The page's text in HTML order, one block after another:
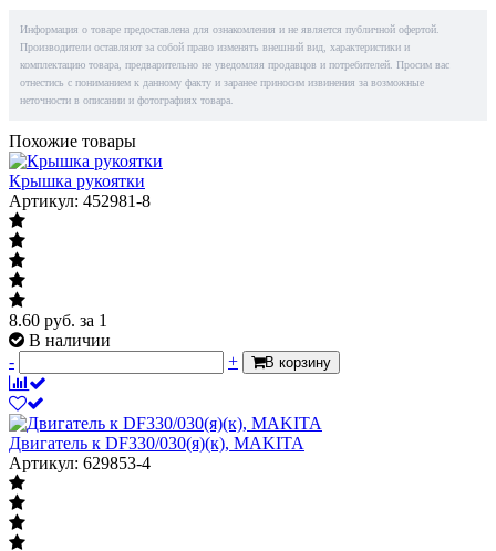
Информация о товаре предоставлена для ознакомления и не является публичной офертой.
Производители оставляют за собой право изменять внешний вид, характеристики и
комплектацию товара, предварительно не уведомляя продавцов и потребителей. Просим вас
отнестись с пониманием к данному факту и заранее приносим извинения за возможные
неточности в описании и фотографиях товара.
Похожие товары
Крышка рукоятки
Артикул: 452981-8
8.60 руб. за 1
В наличии
-
+ В корзину
Двигатель к DF330/030(я)(к), MAKITA
Артикул: 629853-4